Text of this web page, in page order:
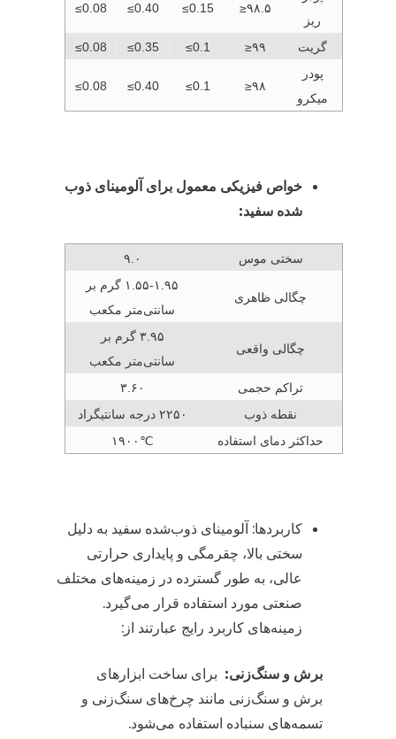
≥۹۸.۵ ≤0.15
≤0.40
≤0.08
گریت ≤0.35
≤0.08
میکرو
≤0.40
≤0.08
خواص فیزیکی معمول برای آلومینای ذوب
شده سفید:
سختی موس
چگالی ظاهری
۱.۵۵-۱.۹۵ گرم بر
سانتی‌متر مکعب
چگالی واقعی
۳.۹۵ گرم بر
سانتی‌متر مکعب
تراکم حجمی
نقطه ذوب
حداکثر دمای استفاده
۱۹۰۰℃
کاربردها: آلومینای ذوب‌شده سفید به دلیل
سختی بالا، چقرمگی و پایداری حرارتی
عالی، به طور گسترده در زمینه‌های مختلف
صنعتی مورد استفاده قرار می‌گیرد.
زمینه‌های کاربرد رایج عبارتند از:
برش و سنگ‌زنی:برای ساخت ابزارهای
برش و سنگ‌زنی مانند چرخ‌های سنگ‌زنی و
تسمه‌های سنباده استفاده می‌شود.